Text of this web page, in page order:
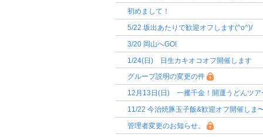
初めまして！
5/22 坂出あたりで歓迎オフします(^o^)/
3/20 岡山へGO!
1/24(日) 日生カキオコオフ開催します
グループ説明の変更の件
12月13日(日) 一攫千金！開運うどんツア
11/22 今治焼豚玉子飯&歓迎オフ開催しま
管理者変更のお知らせ。